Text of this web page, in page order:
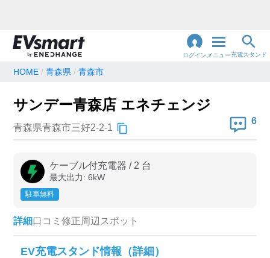
ログイン メニュー充電スタンド
地名・観光スポット・住所で検索
充電器の種類
急速充電器のみ表示
高速道路上のみ表示
認証システム
HOME 青森県 青森市
サンデー青森店 エネチェンジ
青森県青森市三好2-2-1
6
ケーブル付充電器 / 2 台
最大出力: 6kW
駐車無料
詳細口コミ 修正周辺スポット
EV充電スタンド情報（詳細）